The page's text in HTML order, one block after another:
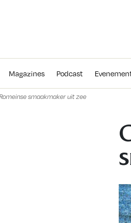
Magazines Podcast
smaakmaker uit zee